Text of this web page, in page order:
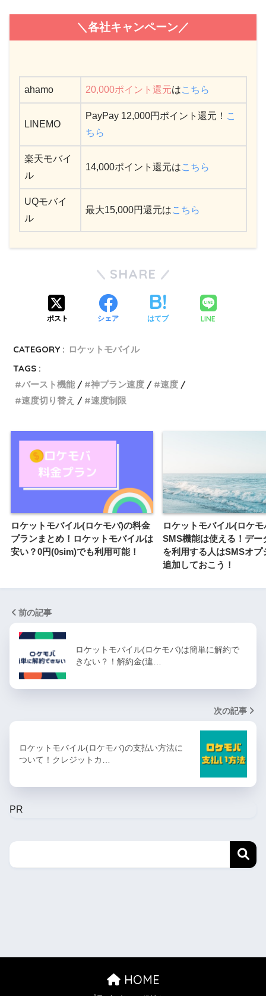
＼各社キャンペーン／
ahamo 20,000ポイント還元はこちら
LINEMO
PayPay 12,000円ポイント還元！ こ
ちら
楽天モバイ
ル
14,000ポイント還元はこちら
UQモバイ
ル
最大15,000円還元はこちら
SHARE
ポスト シェア はてブ LINE
CATEGORY : ロケットモバイル
TAGS :
バースト機能
神プラン速度
速度
速度切り替え
速度制限
ロケットモバイル(ロケモバ)の料金
プランまとめ！ロケットモバイルは
安い？0円(0sim)でも利用可能！
ロケットモバイル(ロケ
SMS機能は使える！デー
を利用する人はSMSオプ
追加しておこう！
前の記事
ロケットモバイル(ロケモバ)は簡単に解約で
きない？！解約金(違…
次の記事
ロケットモバイル(ロケモバ)の支払い方法に
ついて！クレジットカ…
PR
HOME